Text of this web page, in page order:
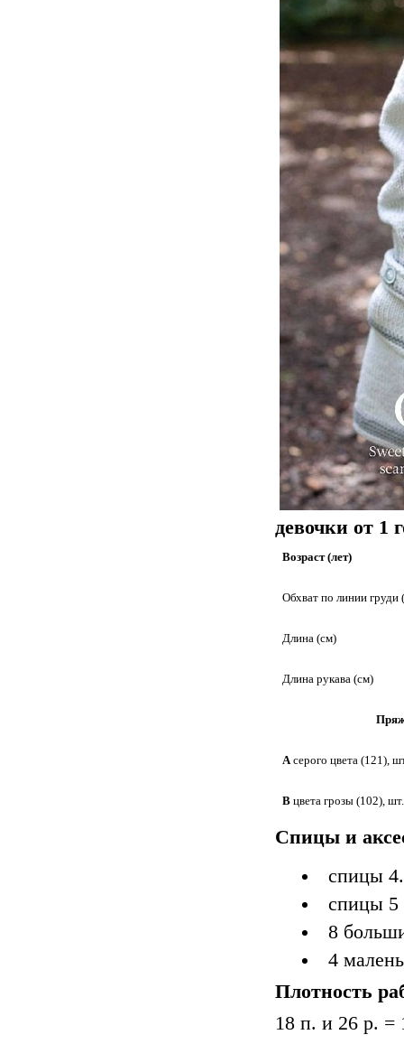
девочки от 1
Возраст (лет)
Обхват по линии груди
Длина (см)
Длина рукава (см)
Асерого цвета (121),
В цвета грозы (102), шт.
Спицы и
спицы
спицы
8
4
Плотность
18 п. и 26 р.